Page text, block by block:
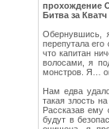
прохождение
Битва за Кватч
Обернувшись,
перепутала
что капитан
волосами, я
монстров. Я…
Нам едва
такая злость
Рассказав ему
будут в